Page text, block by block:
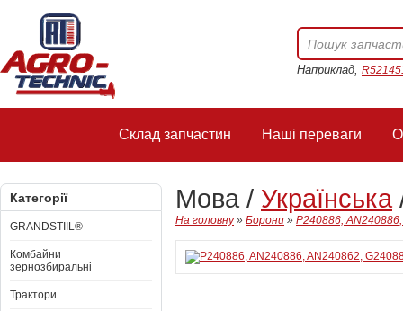
Наприклад,
Склад запчастин Наші переваги
Категорії
GRANDSTIIL®
Комбайни
зернозбиральні
Трактори
Мова / Українська
На головну» Борони » P240886,